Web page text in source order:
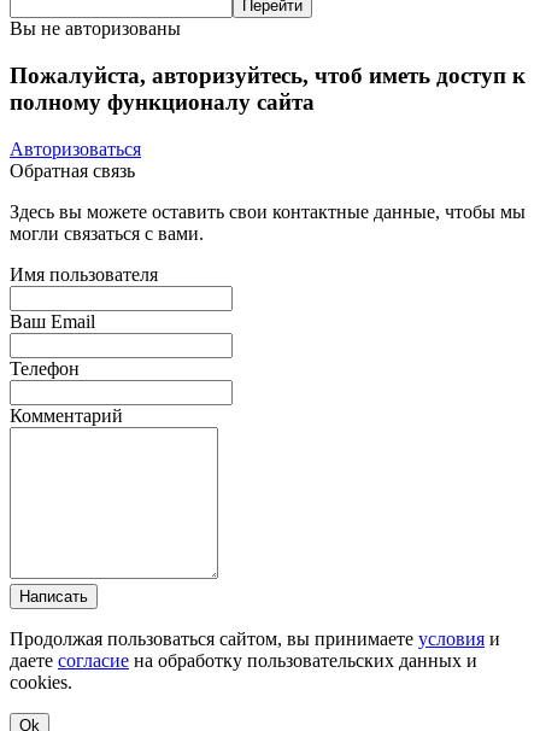
Вы не авторизованы
Пожалуйста, авторизуйтесь, чтоб иметь доступ к
полному функционалу сайта
Авторизоваться
Обратная связь
Здесь вы можете оставить свои контактные данные, чтобы мы
могли связаться с вами.
Имя пользователя
Ваш Email
Телефон
Комментарий
Написать
Продолжая пользоваться сайтом, вы принимаете условия и
даете согласие на обработку пользовательских данных и
cookies.
Ok